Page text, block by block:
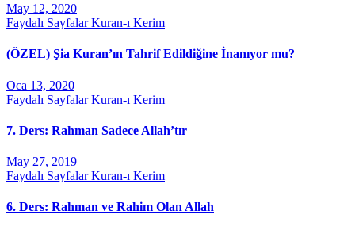
May 12, 2020
Faydalı SayfalarKuran-ı Kerim
(ÖZEL) Şia Kuran’ın Tahrif Edildiğine İnanıyor mu?
Oca 13, 2020
Faydalı SayfalarKuran-ı Kerim
7. Ders: Rahman Sadece Allah’tır
May 27, 2019
Faydalı SayfalarKuran-ı Kerim
6. Ders: Rahman ve Rahim Olan Allah